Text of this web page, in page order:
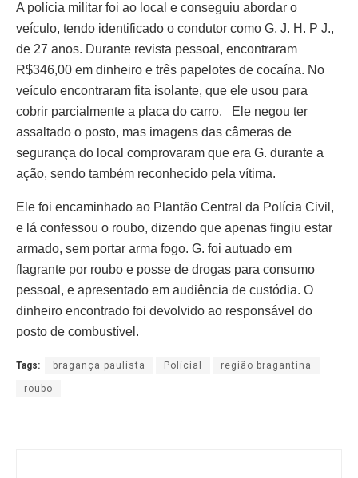
A polícia militar foi ao local e conseguiu abordar o
veículo, tendo identificado o condutor como G. J. H. P J.,
de 27 anos. Durante revista pessoal, encontraram
R$346,00 em dinheiro e três papelotes de cocaína. No
veículo encontraram fita isolante, que ele usou para
cobrir parcialmente a placa do carro. Ele negou ter
assaltado o posto, mas imagens das câmeras de
segurança do local comprovaram que era G. durante a
ação, sendo também reconhecido pela vítima.
Ele foi encaminhado ao Plantão Central da Polícia Civil,
e lá confessou o roubo, dizendo que apenas fingiu estar
armado, sem portar arma fogo. G. foi autuado em
flagrante por roubo e posse de drogas para consumo
pessoal, e apresentado em audiência de custódia. O
dinheiro encontrado foi devolvido ao responsável do
posto de combustível.
Tags: bragança paulista Polícial região bragantina
roubo